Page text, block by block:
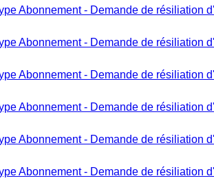
Abonnement - Demande de résiliation
Abonnement - Demande de résiliation
Abonnement - Demande de résiliation
Abonnement - Demande de résiliation
Abonnement - Demande de résiliation
Abonnement - Demande de résiliation